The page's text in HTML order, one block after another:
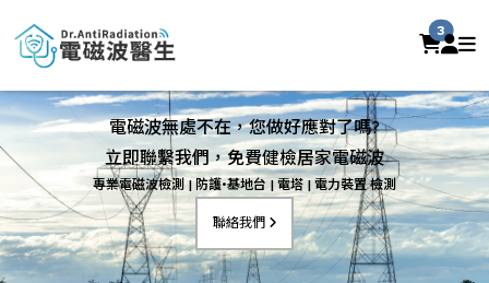
3
Previous Next
電磁波無處不在，您做好應對了嗎?
立即聯繫我們，免費健檢居家電磁波
專業電磁波檢測 | 防護•基地台 | 電塔 | 電力裝置 檢測
聯絡我們